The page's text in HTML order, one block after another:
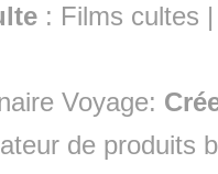
: Films cultes
Voyage:
de produits